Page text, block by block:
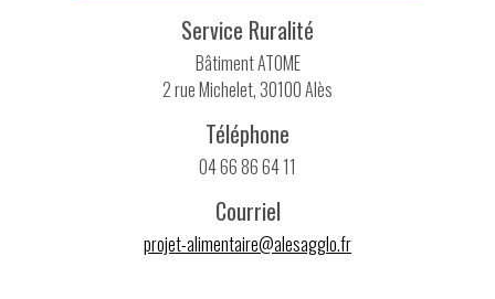
Service Ruralité
Bâtiment ATOME
2 rue Michelet, 30100 Alès
Téléphone
04 66 86 64 11
Courriel
projet-alimentaire@alesagglo.fr